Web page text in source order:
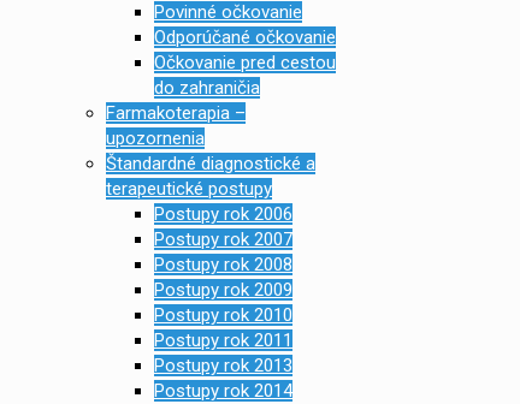
Povinné očkovanie
Odporúčané očkovanie
Očkovanie pred cestou
do zahraničia
Farmakoterapia –
upozornenia
Štandardné diagnostické a
terapeutické postupy
Postupy rok 2006
Postupy rok 2007
Postupy rok 2008
Postupy rok 2009
Postupy rok 2010
Postupy rok 2011
Postupy rok 2013
Postupy rok 2014